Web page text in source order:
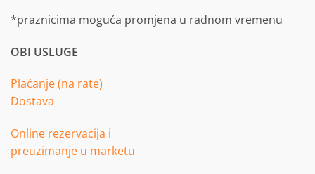
*praznicima moguća promjena u radnom vremenu
OBI USLUGE
Plaćanje (na rate)
Dostava
Online rezervacija i
preuzimanje u marketu